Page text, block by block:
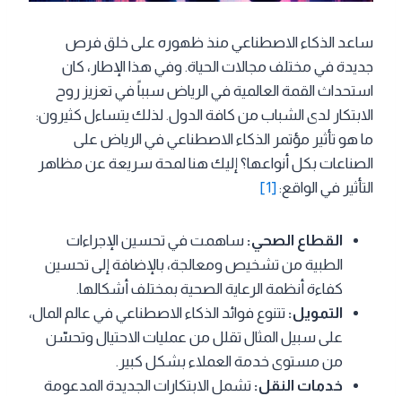
ساعد الذكاء الاصطناعي منذ ظهوره على خلق فرص
جديدة في مختلف مجالات الحياة. وفي هذا الإطار، كان
استحداث القمة العالمية في الرياض سبباً في تعزيز روح
الابتكار لدى الشباب من كافة الدول. لذلك يتساءل كثيرون:
ما هو تأثير مؤتمر الذكاء الاصطناعي في الرياض على
الصناعات بكل أنواعها؟ إليك هنا لمحة سريعة عن مظاهر
التأثير في الواقع: [1]
القطاع الصحي: ساهمت في تحسين الإجراءات
الطبية من تشخيص ومعالجة، بالإضافة إلى تحسين
كفاءة أنظمة الرعاية الصحية بمختلف أشكالها.
التمويل: تتنوع فوائد الذكاء الاصطناعي في عالم المال،
على سبيل المثال تقلل من عمليات الاحتيال وتحسّن
من مستوى خدمة العملاء بشكل كبير.
خدمات النقل: تشمل الابتكارات الجديدة المدعومة